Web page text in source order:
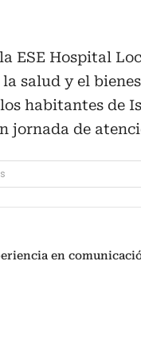
ESE Hospital
salud y el
habitantes de
jornada de
en